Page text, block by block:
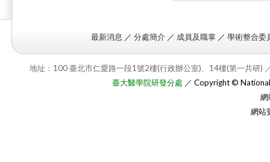
最新消息 ／ 分處簡介 ／ 成員及職掌 ／ 學術整合委
地址：100 臺北市仁愛路一段1號2樓(行政辦公室)、14樓(第一共研)
臺大醫學院研發分處 ／ Copyright ©
網
網站